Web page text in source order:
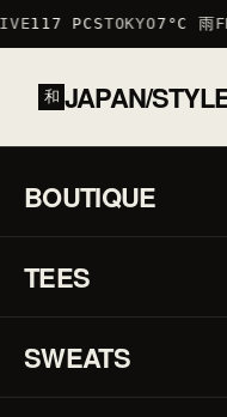
117 PCSTOKYO7°C 雨
和 JAPAN/
BOUTIQUE
TEES
SWEATS
01 / 03